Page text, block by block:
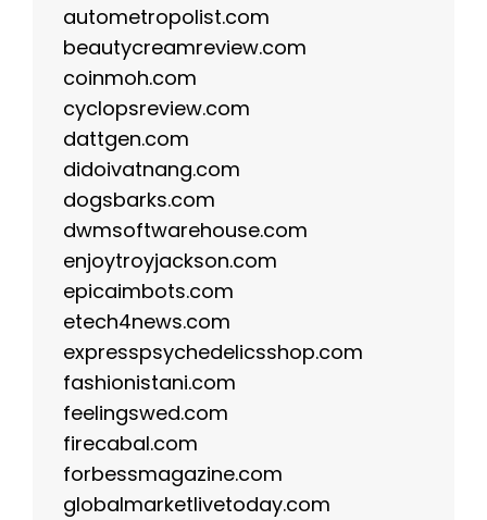
autometropolist.com
beautycreamreview.com
coinmoh.com
cyclopsreview.com
dattgen.com
didoivatnang.com
dogsbarks.com
dwmsoftwarehouse.com
enjoytroyjackson.com
epicaimbots.com
etech4news.com
expresspsychedelicsshop.com
fashionistani.com
feelingswed.com
firecabal.com
forbessmagazine.com
globalmarketlivetoday.com